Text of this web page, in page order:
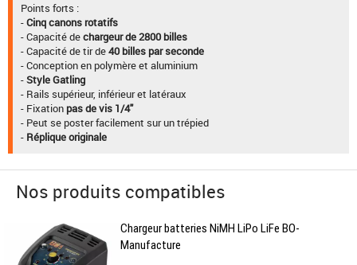
Points forts :
-Cinq canons rotatifs
- Capacité dechargeur de 2800 billes
- Capacité de tir de40 billes par seconde
- Conception en polymère et aluminium
-Style Gatling
- Rails supérieur, inférieur et latéraux
- Fixation pas de vis 1/4"
- Peut se poster facilement sur un trépied
- Réplique originale
Nos produits compatibles
Chargeur batteries NiMH LiPo LiFe BO-
Manufacture